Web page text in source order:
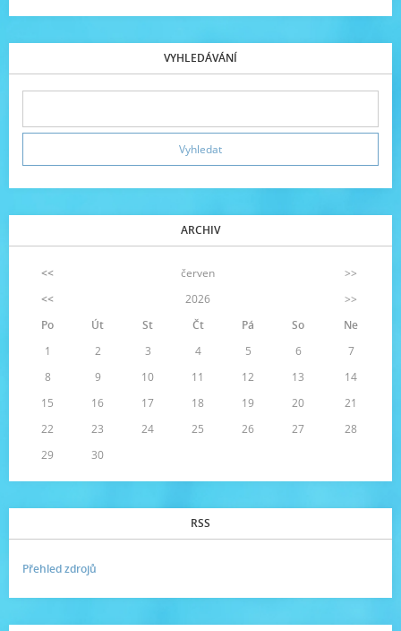
VYHLEDÁVÁNÍ
ARCHIV
<< červen
>>
<<
2026
>>
Po
Út St Čt Pá So
Ne
1
2 3 4 5 6
7
8
9 10 11 12 13
14
15
16 17 18 19 20
21
22
23 24 25 26 27
28
29
30
RSS
Přehled zdrojů